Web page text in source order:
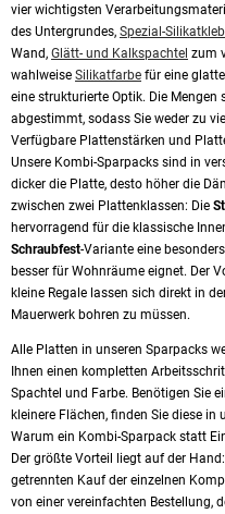
vier wichtigsten
des Untergrundes, Spezial-
Wand, Glätt- und Kalkspachtel zum
wahlweise Silikatfarbe für eine
eine strukturierte Optik. Die
abgestimmt, sodass Sie weder zu
Verfügbare Plattenstärken und
Unsere Kombi-Sparpacks sind in
dicker die Platte, desto höher die
zwischen zwei Plattenklassen: Die
hervorragend für die klassische
Schraubfest-Variante eine
besser für Wohnräume eignet. Der
kleine Regale lassen sich direkt in
Mauerwerk bohren zu müssen.
Alle Platten in unseren Sparpacks
Ihnen einen kompletten
Spachtel und Farbe. Benötigen Sie
kleinere Flächen, finden Sie diese in
Warum ein Kombi-Sparpack statt
Der größte Vorteil liegt auf der
getrennten Kauf der einzelnen
von einer vereinfachten Bestellung,